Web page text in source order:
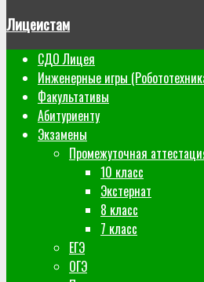
Лицеистам
СДО Лицея
Инженерные игры
Факультативы
Абитуриенту
Экзамены
Промежуточная
10 класс
Экстернат
8 класс
7 класс
ЕГЭ
ОГЭ